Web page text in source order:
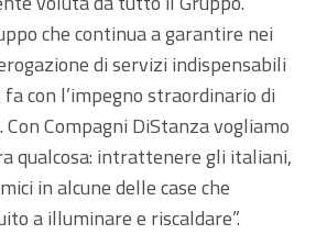
che continua a garantire nei
di servizi indispensabili
con l’impegno straordinario di
Compagni DiStanza vogliamo
qualcosa: intrattenere gli italiani,
in alcune delle case che
a illuminare e riscaldare”.